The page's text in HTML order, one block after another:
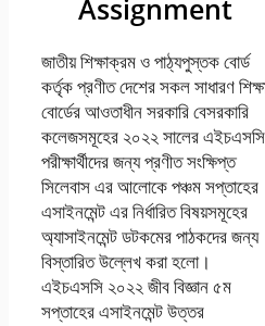
Assignment
জাতীয় শিক্ষাক্রম ও পাঠ্যপুস্তক বোর্ড
কর্তৃক প্রণীত দেশের সকল সাধারণ
বোর্ডের আওতাধীন সরকারি বেসরকারি
কলেজসমূহের ২০২২ সালের এইচএসসি
পরীক্ষার্থীদের জন্য প্রণীত সংক্ষিপ্ত
সিলেবাস এর আলোকে পঞ্চম সপ্তাহের
এসাইনমেন্ট এর নির্ধারিত বিষয়সমূহের
অ্যাসাইনমেন্ট ডটকমের পাঠকদের জন্য
বিস্তারিত উল্লেখ করা হলো।
এইচএসসি ২০২২ জীব বিজ্ঞান ৫ম
সপ্তাহের এসাইনমেন্ট উত্তর